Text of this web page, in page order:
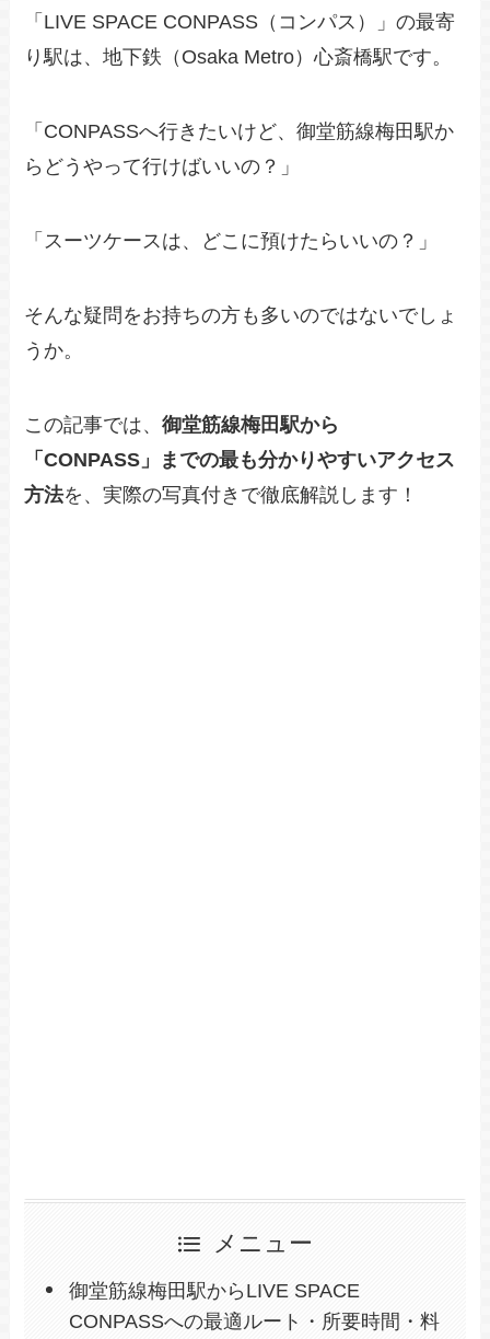
「LIVE SPACE CONPASS（コンパス）」の最寄
り駅は、地下鉄（Osaka Metro）心斎橋駅です。
「CONPASSへ行きたいけど、御堂筋線梅田駅か
らどうやって行けばいいの？」
「スーツケースは、どこに預けたらいいの？」
そんな疑問をお持ちの方も多いのではないでしょ
うか。
この記事では、御堂筋線梅田駅から
「CONPASS」までの最も分かりやすいアクセス
方法を、実際の写真付きで徹底解説します！
メニュー
御堂筋線梅田駅からLIVE SPACE
CONPASSへの最適ルート・所要時間・料